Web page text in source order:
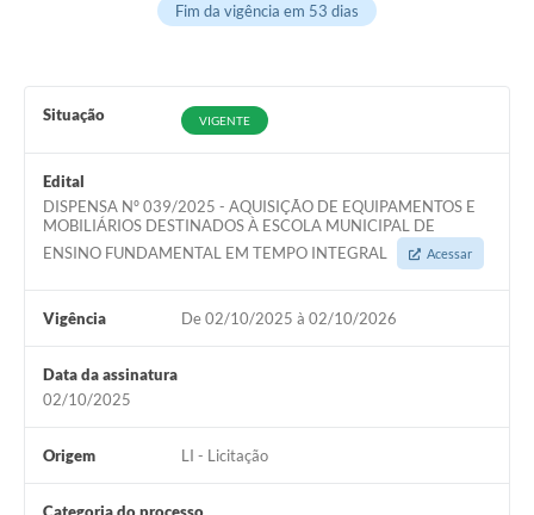
Fim da vigência em 53 dias
Situação VIGENTE
Edital
DISPENSA Nº 039/2025 - AQUISIÇÃO DE EQUIPAMENTOS E
MOBILIÁRIOS DESTINADOS À ESCOLA MUNICIPAL DE
ENSINO FUNDAMENTAL EM TEMPO INTEGRAL
Acessar
Vigência De 02/10/2025 à 02/10/2026
Data da assinatura
02/10/2025
Origem LI - Licitação